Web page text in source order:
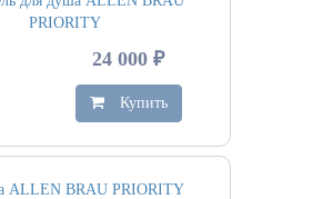
PRIORITY
24 000 ₽
Купить
ALLEN BRAU PRIORITY